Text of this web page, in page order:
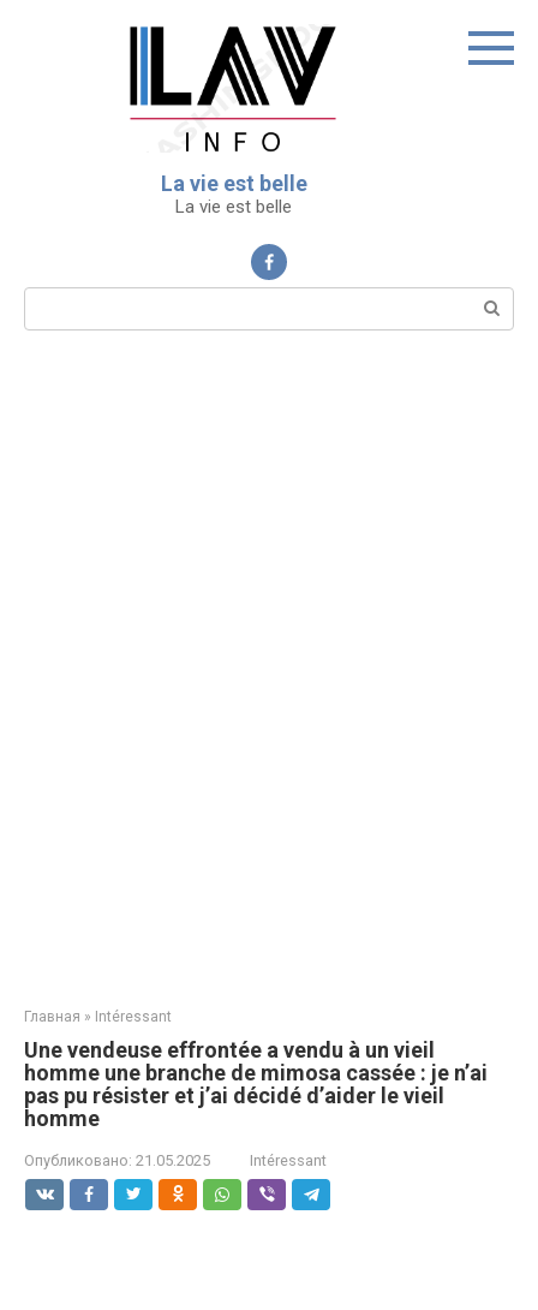
La vie est belle
La vie est belle
Поиск:
Главная » Intéressant
Une vendeuse effrontée a vendu à un vieil
homme une branche de mimosa cassée : je n’ai
pas pu résister et j’ai décidé d’aider le vieil
homme
Опубликовано: 21.05.2025 Intéressant